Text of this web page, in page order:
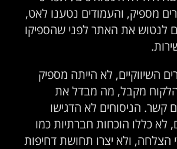
מספיק, והעמודים נטענו לאט,
לנטוש את האתר לפני שהספיקו
השיווקיים, לא הייתה מספיק
הלקוח מקבל, מה מבדל את
קשר. הניסוחים לא הדגישו
לא כללו הוכחות חברתיות כמו
הצלחה, ולא יצרו תחושת דחיפות